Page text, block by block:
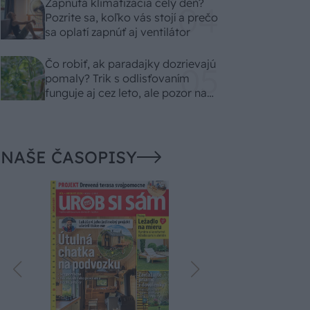
Pozrite sa, koľko vás stojí a prečo
sa oplatí zapnúť aj ventilátor
Čo robiť, ak paradajky dozrievajú
pomaly? Trik s odlisťovaním
funguje aj cez leto, ale pozor na
NAŠE ČASOPISY